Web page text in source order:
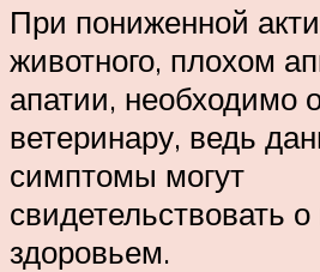
При пониженной
животного, плохом
апатии, необходимо
ветеринару, ведь
симптомы могут
свидетельствовать
здоровьем.